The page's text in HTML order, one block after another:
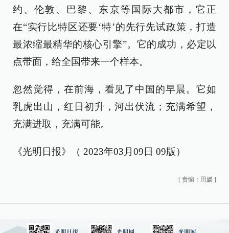
约、伦敦、巴黎、东京等国际大都市，它正
在“实行比特区还要‘特’的先行先试政策，打造
最浓缩最精华的核心引擎”。它的成功，必定以
点带面，给全国带来一个样本。
忽然觉得，在前海，看见了中国的早晨。它如
乳虎出山，红日初升，河出伏流；充满希望，
充满进取，充满可能。
《光明日报》（ 2023年03月09日 09版）
[ 责编：田媛 ]